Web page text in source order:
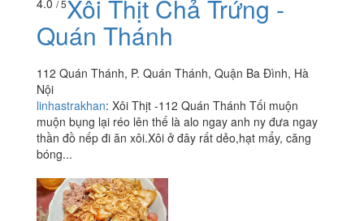
/ 5Xôi Thịt Chả Trứng -
Quán Thánh
112 Quán Thánh, P. Quán Thánh, Quận Ba Đình, Hà
Nội
linhastrakhan: Xôi Thịt -112 Quán Thánh Tối muộn
muộn bụng lại réo lên thế là alo ngay anh ny đưa ngay
thần đồ nếp đi ăn xôi.Xôi ở đây rất dẻo,hạt mẩy, căng
bóng...